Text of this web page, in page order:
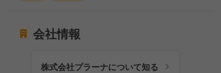
会社情報
株式会社プラーナについて知る